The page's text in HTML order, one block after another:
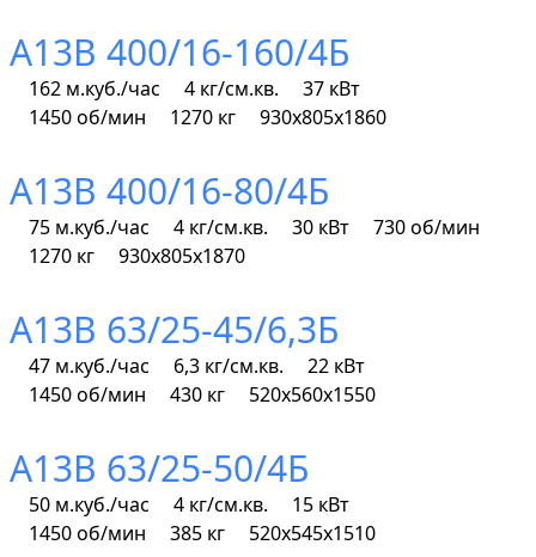
А13В 400/16-160/4Б
162 м.куб./час 4 кг/см.кв.
37 кВт
1450 об/мин
1270 кг 930х805х1860
А13В 400/16-80/4Б
75 м.куб./час 4 кг/см.кв. 30 кВт
730 об/мин
1270 кг
930х805х1870
А13В 63/25-45/6,3Б
47 м.куб./час 6,3 кг/см.кв.
22 кВт
1450 об/мин
430 кг 520х560х1550
А13В 63/25-50/4Б
50 м.куб./час 4 кг/см.кв.
15 кВт
1450 об/мин
385 кг 520х545х1510